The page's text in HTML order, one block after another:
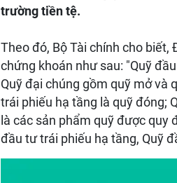
trường tiền tệ.
Theo đó, Bộ Tài chính cho
chứng khoán như sau: "Quỹ
Quỹ đại chúng gồm quỹ mở và
trái phiếu hạ tầng là quỹ đóng;
là các sản phẩm quỹ được quy
đầu tư trái phiếu hạ tầng, Quỹ